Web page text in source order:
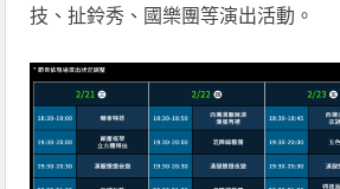
技、扯鈴秀、國樂團等演出活動。